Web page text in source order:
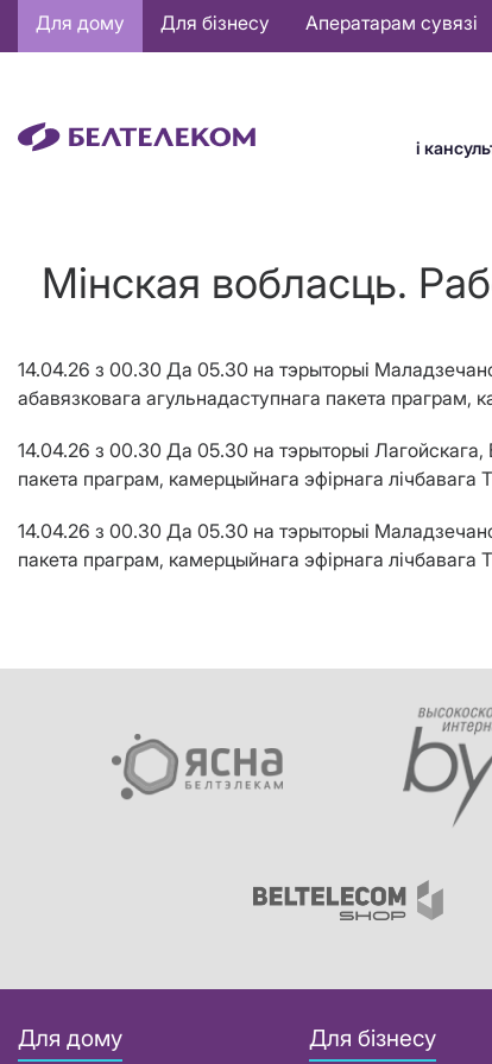
Основная
навигация
Для дому Для бізнесу Аператарам сувязі
і
Мінская вобласць.
14.04.26 з 00.30 Да 05.30 на тэрыторыі
абавязковага агульнадаступнага пакета праграм,
14.04.26 з 00.30 Да 05.30 на тэрыторыі
пакета праграм, камерцыйнага эфірнага лічбавага
14.04.26 з 00.30 Да 05.30 на тэрыторыі
пакета праграм, камерцыйнага эфірнага лічбавага
Для дому Для бізнесу